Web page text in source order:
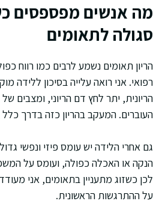
מה אנשים מפספסים
סגולה לתאומים
הריון תאומים נשמע לרבים כמו רווח
רפואי. אני רואה עלייה בסיכון ללידה
הריונית, יתר לחץ דם הריוני, ומצבים
העוברים. המעקב בהריון כזה בדרך כלל
גם אחרי הלידה יש עומס פיזי ונפשי
הנקה או האכלה כפולה, ועומס על
לכן כשזוג מתעניין בתאומים, אני
על ההתרגשות הראשונית.